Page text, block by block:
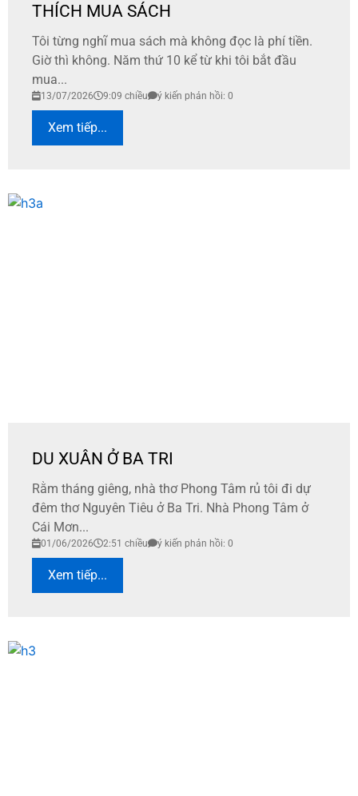
THÍCH MUA SÁCH
Tôi từng nghĩ mua sách mà không đọc là phí tiền.
Giờ thì không. Năm thứ 10 kể từ khi tôi bắt đầu
mua...
13/07/2026 9:09 chiều ý kiến phản hồi: 0
Xem tiếp...
DU XUÂN Ở BA TRI
Rằm tháng giêng, nhà thơ Phong Tâm rủ tôi đi dự
đêm thơ Nguyên Tiêu ở Ba Tri. Nhà Phong Tâm ở
Cái Mơn...
01/06/2026 2:51 chiều ý kiến phản hồi: 0
Xem tiếp...